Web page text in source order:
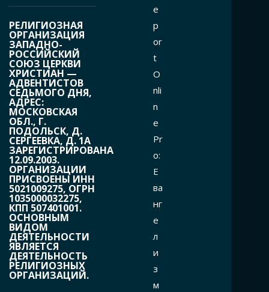
РЕЛИГИОЗНАЯ
ОРГАНИЗАЦИЯ
ЗАПАДНО-
РОССИЙСКИЙ
СОЮЗ ЦЕРКВИ
ХРИСТИАН —
АДВЕНТИСТОВ
СЕДЬМОГО ДНЯ,
АДРЕС:
МОСКОВСКАЯ
ОБЛ., Г.
ПОДОЛЬСК, Д.
СЕРГЕЕВКА, Д. 1А
ЗАРЕГИСТРИРОВАНА
12.09.2003.
ОРГАНИЗАЦИИ
ПРИСВОЕНЫ ИНН
5021009275, ОГРН
1035000032275,
КПП 507401001.
ОСНОВНЫМ
ВИДОМ
ДЕЯТЕЛЬНОСТИ
ЯВЛЯЕТСЯ
ДЕЯТЕЛЬНОСТЬ
РЕЛИГИОЗНЫХ
ОРГАНИЗАЦИЙ.
e
p
or
t
O
nli
n
e
Pr
o:
Е
ва
нг
е
л
и
з
м